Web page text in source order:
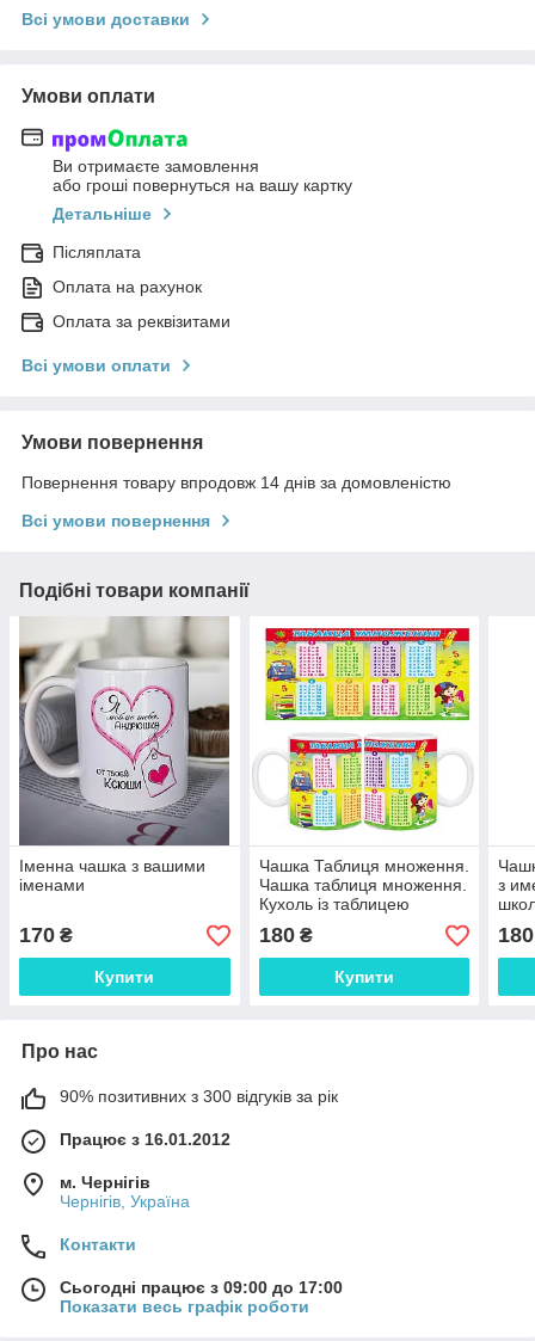
Всі умови доставки
Умови оплати
Ви отримаєте замовлення
або гроші повернуться на вашу картку
Детальніше
Післяплата
Оплата на рахунок
Оплата за реквізитами
Всі умови оплати
Умови повернення
Повернення товару впродовж 14 днів за домовленістю
Всі умови повернення
Подібні товари компанії
Іменна чашка з вашими
іменами
170 ₴
Купити
Чашка Таблиця множення.
Чашка таблиця множення.
Кухоль із таблицею
180₴
Купити
з
180
Про нас
90% позитивних з 300 відгуків за рік
Працює з 16.01.2012
м. Чернігів
Чернігів, Україна
Контакти
Сьогодні працює з 09:00 до 17:00
Показати весь графік роботи